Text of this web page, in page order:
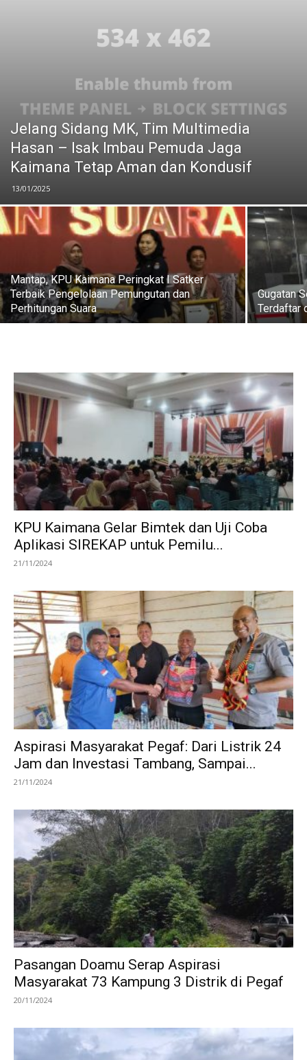
Jelang Sidang MK, Tim Multimedia
Hasan – Isak Imbau Pemuda Jaga
Kaimana Tetap Aman dan Kondusif
13/01/2025
Mantap, KPU Kaimana Peringkat I Satker
Terbaik Pengelolaan Pemungutan dan
Perhitungan Suara
Gugatan
Terdaftar
KPU Kaimana Gelar Bimtek dan Uji Coba
Aplikasi SIREKAP untuk Pemilu...
21/11/2024
Aspirasi Masyarakat Pegaf: Dari Listrik 24
Jam dan Investasi Tambang, Sampai...
21/11/2024
Pasangan Doamu Serap Aspirasi
Masyarakat 73 Kampung 3 Distrik di Pegaf
20/11/2024